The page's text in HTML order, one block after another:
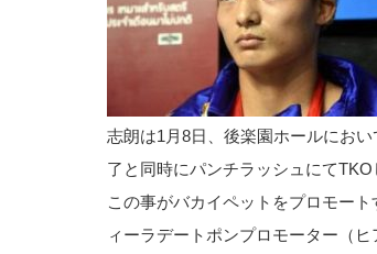
志朗は1月8日、後楽園ホールにお
了と同時にパンチラッシュにてTKO
この事がバカイペットをプロモー
ィーラデートポンプロモーター（